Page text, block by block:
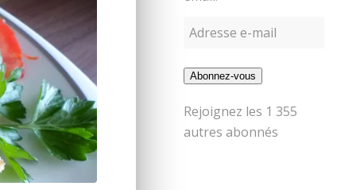
Abonnez-vous
Rejoignez les 1 355
autres abonnés